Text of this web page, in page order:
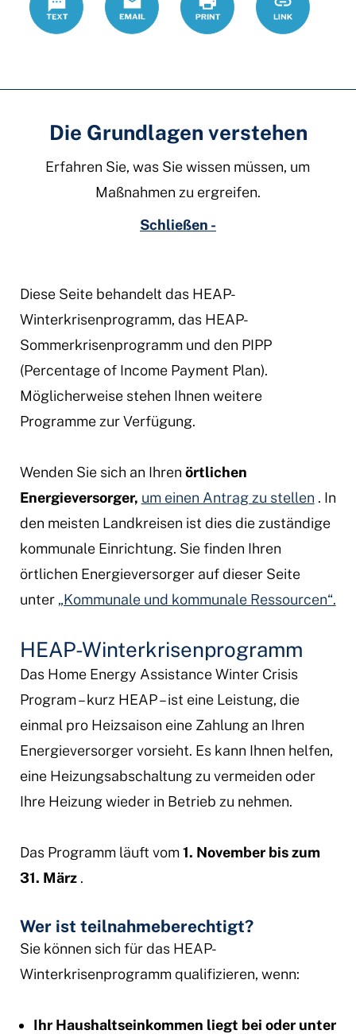
Die Grundlagen verstehen
Erfahren Sie, was Sie wissen müssen, um
Maßnahmen zu ergreifen.
Schließen -
Diese Seite behandelt das HEAP-
Winterkrisenprogramm, das HEAP-
Sommerkrisenprogramm und den PIPP
(Percentage of Income Payment Plan).
Möglicherweise stehen Ihnen weitere
Programme zur Verfügung.
Wenden Sie sich an Ihren örtlichen
Energieversorger, um einen Antrag zu stellen . In
den meisten Landkreisen ist dies die zuständige
kommunale Einrichtung. Sie finden Ihren
örtlichen Energieversorger auf dieser Seite
unter „Kommunale und kommunale Ressourcen“.
HEAP-Winterkrisenprogramm
Das Home Energy Assistance Winter Crisis
Program – kurz HEAP – ist eine Leistung, die
einmal pro Heizsaison eine Zahlung an Ihren
Energieversorger vorsieht. Es kann Ihnen helfen,
eine Heizungsabschaltung zu vermeiden oder
Ihre Heizung wieder in Betrieb zu nehmen.
Das Programm läuft vom1. November bis zum
31. März.
Wer ist teilnahmeberechtigt?
Sie können sich für das HEAP-
Winterkrisenprogramm qualifizieren, wenn:
Ihr Haushaltseinkommen liegt bei oder unter